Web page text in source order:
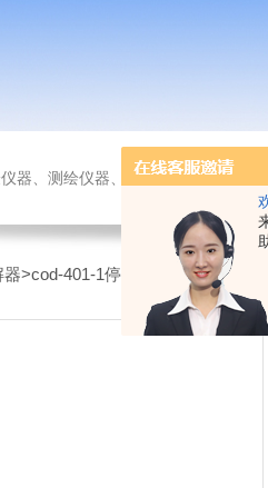
测绘仪器、玻璃仪器、水质测试剂、办公设
器>cod-401-1停产雷磁COD-401-1